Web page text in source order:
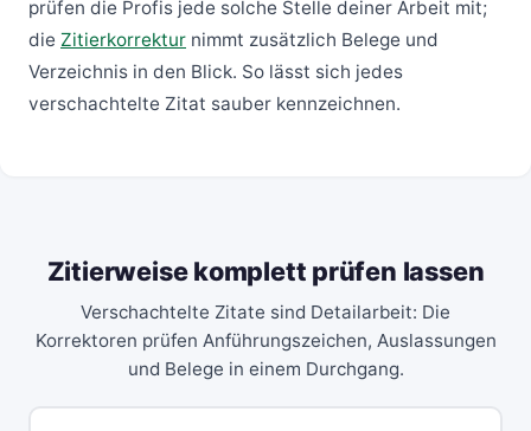
prüfen die Profis jede solche Stelle deiner Arbeit mit;
die Zitierkorrektur nimmt zusätzlich Belege und
Verzeichnis in den Blick. So lässt sich jedes
verschachtelte Zitat sauber kennzeichnen.
Zitierweise komplett prüfen lassen
Verschachtelte Zitate sind Detailarbeit: Die
Korrektoren prüfen Anführungszeichen, Auslassungen
und Belege in einem Durchgang.